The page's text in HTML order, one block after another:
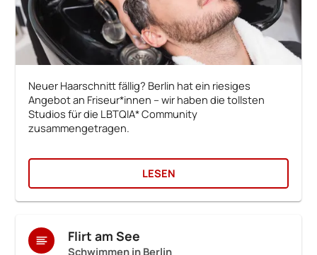
Neuer Haarschnitt fällig? Berlin hat ein riesiges
Angebot an Friseur*innen – wir haben die tollsten
Studios für die LBTQIA* Community
zusammengetragen.
LESEN
Flirt am See
Schwimmen in Berlin